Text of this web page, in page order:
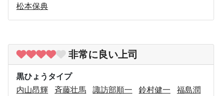
松本保典
非常に良い上司
黒ひょうタイプ
内山昂輝
斉藤壮馬 諏訪部順一 鈴村健一
福島潤